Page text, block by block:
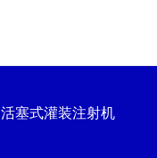
活塞式灌装注射机